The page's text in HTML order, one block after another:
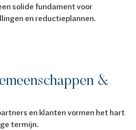
solide fundament voor
en reductieplannen.
&
en klanten vormen het hart
termijn.